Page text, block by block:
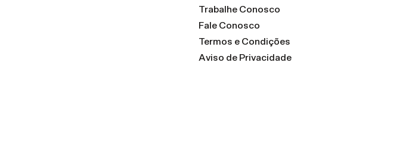
Trabalhe Conosco
Fale Conosco
Termos e Condições
Aviso de Privacidade